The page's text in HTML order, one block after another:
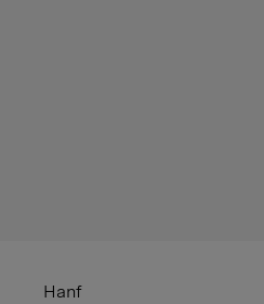
Hanf